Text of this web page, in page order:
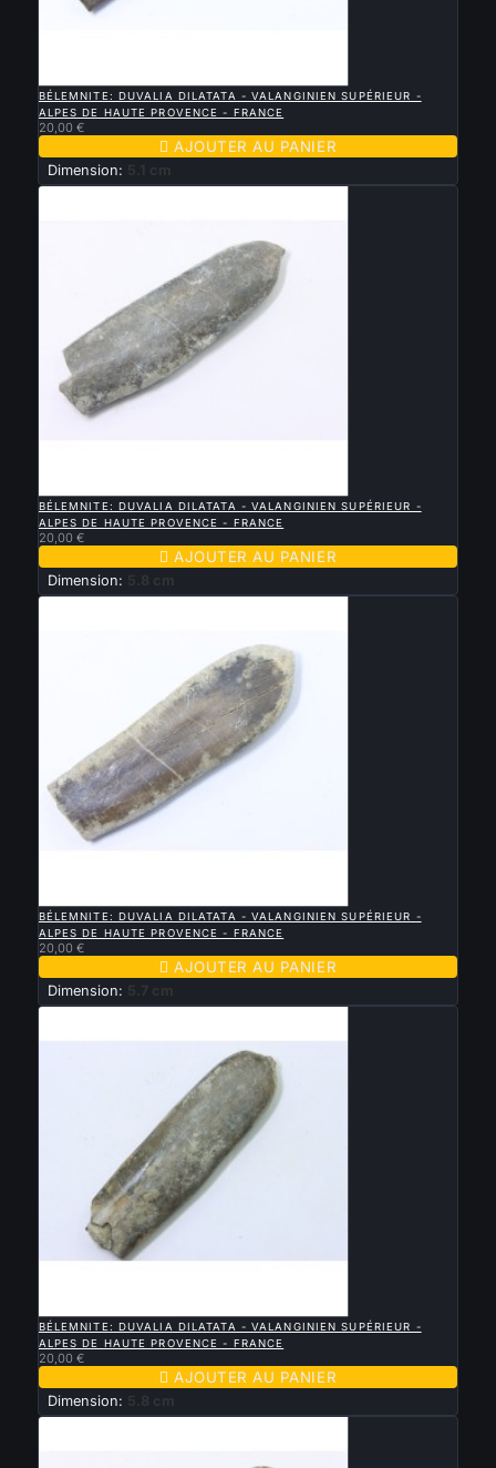
BÉLEMNITE: DUVALIA DILATATA - VALANGINIEN SUPÉRIEUR -
ALPES DE HAUTE PROVENCE - FRANCE
20,00 €
 AJOUTER AU PANIER
Dimension: 5.1 cm
BÉLEMNITE: DUVALIA DILATATA - VALANGINIEN SUPÉRIEUR -
ALPES DE HAUTE PROVENCE - FRANCE
20,00 €
 AJOUTER AU PANIER
Dimension: 5.8 cm
BÉLEMNITE: DUVALIA DILATATA - VALANGINIEN SUPÉRIEUR -
ALPES DE HAUTE PROVENCE - FRANCE
20,00 €
 AJOUTER AU PANIER
Dimension: 5.7 cm
BÉLEMNITE: DUVALIA DILATATA - VALANGINIEN SUPÉRIEUR -
ALPES DE HAUTE PROVENCE - FRANCE
20,00 €
 AJOUTER AU PANIER
Dimension: 5.8 cm